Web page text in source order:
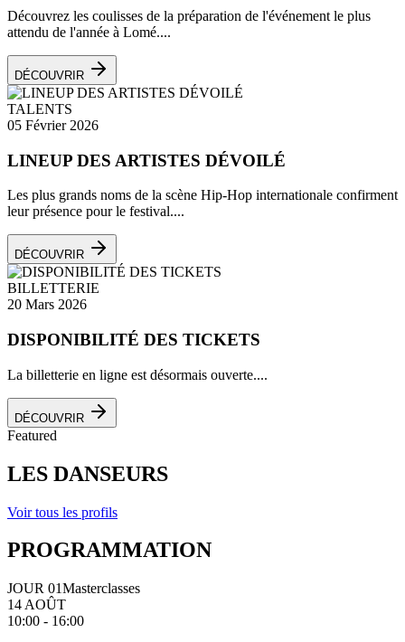
Découvrez les coulisses de la préparation de l'événement le plus
attendu de l'année à Lomé....
DÉCOUVRIR
TALENTS
05 Février 2026
LINEUP DES ARTISTES DÉVOILÉ
Les plus grands noms de la scène Hip-Hop internationale confirment
leur présence pour le festival....
DÉCOUVRIR
BILLETTERIE
20 Mars 2026
DISPONIBILITÉ DES TICKETS
La billetterie en ligne est désormais ouverte....
DÉCOUVRIR
Featured
LES DANSEURS
Voir tous les profils
PROGRAMMATION
JOUR 01Masterclasses
14 AOÛT
10:00 - 16:00